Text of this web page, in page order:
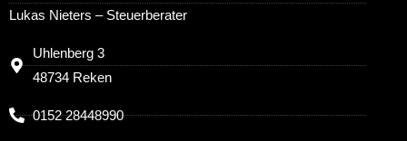
Lukas Nieters – Steuerberater
Uhlenberg 3
48734 Reken
0152 28448990